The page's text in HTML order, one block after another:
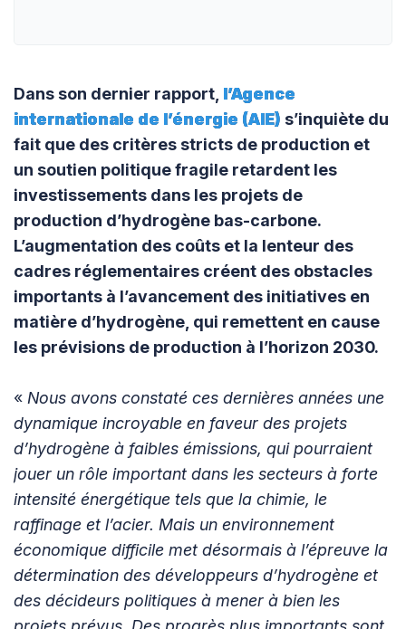
Dans son dernier rapport, l’Agence
internationale de l’énergie (AIE) s’inquiète du
fait que des critères stricts de production et
un soutien politique fragile retardent les
investissements dans les projets de
production d’hydrogène bas-carbone.
L’augmentation des coûts et la lenteur des
cadres réglementaires créent des obstacles
importants à l’avancement des initiatives en
matière d’hydrogène, qui remettent en cause
les prévisions de production à l’horizon 2030.
« Nous avons constaté ces dernières années une
dynamique incroyable en faveur des projets
d’hydrogène à faibles émissions, qui pourraient
jouer un rôle important dans les secteurs à forte
intensité énergétique tels que la chimie, le
raffinage et l’acier. Mais un environnement
économique difficile met désormais à l’épreuve la
détermination des développeurs d’hydrogène et
des décideurs politiques à mener à bien les